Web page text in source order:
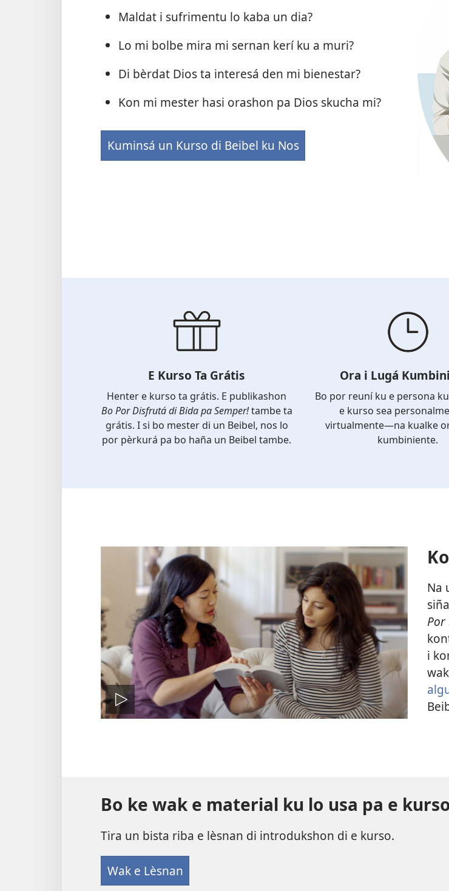
Maldat i sufrimentu lo kaba un dia?
Lo mi bolbe mira mi sernan kerí ku a muri?
Di bèrdat Dios ta interesá den mi bienestar?
Kon mi mester hasi orashon pa Dios skucha mi?
Kuminsá un Kurso di Beibel ku Nos
E Kurso Ta Grátis
Henter e kurso ta grátis. E publikashon
Bo Por Disfrutá di Bida pa Semper!tambe ta
grátis. I si bo mester di un Beibel, nos lo
por pèrkurá pa bo haña un Beibel tambe.
Ora i Lugá
Bo por reuní ku e persona
e kurso sea
virtualmente—na kualke
kumbiniente.
Pasa
Na
Por
i
Bo ke wak e material ku lo usa pa e
Tira un bista riba e lèsnan di introdukshon di e kurso.
Wak e Lèsnan